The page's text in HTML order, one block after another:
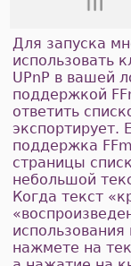
Для запуска
использовать
UPnP в вашей
поддержкой
ответить
экспортирует.
поддержка
страницы
небольшой
Когда текст
использования
нажмете на